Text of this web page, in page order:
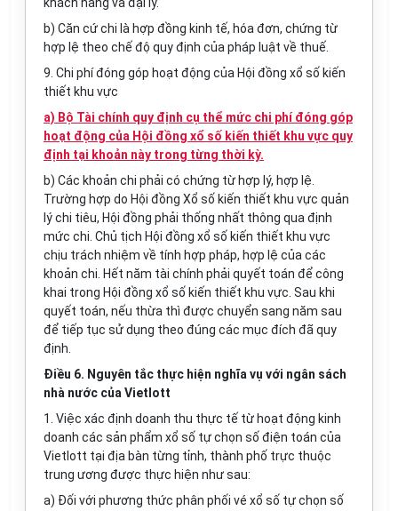
b) Căn cứ chi là hợp đồng kinh tế, hóa đơn, chứng từ
hợp lệ theo chế độ quy định của pháp luật về thuế.
9. Chi phí đóng góp hoạt động của Hội đồng xổ số kiến
thiết khu vực
a) Bộ Tài chính quy định cụ thể mức chi phí đóng góp
hoạt động của Hội đồng xổ số kiến thiết khu vực quy
định tại khoản này trong từng thời kỳ.
b) Các khoản chi phải có chứng từ hợp lý, hợp lệ.
Trường hợp do Hội đồng Xổ số kiến thiết khu vực quản
lý chi tiêu, Hội đồng phải thống nhất thông qua định
mức chi. Chủ tịch Hội đồng xổ số kiến thiết khu vực
chịu trách nhiệm về tính hợp pháp, hợp lệ của các
khoản chi. Hết năm tài chính phải quyết toán để công
khai trong Hội đồng xổ số kiến thiết khu vực. Sau khi
quyết toán, nếu thừa thì được chuyển sang năm sau
để tiếp tục sử dụng theo đúng các mục đích đã quy
định.
Điều 6. Nguyên tắc thực hiện nghĩa vụ với ngân sách
nhà nước của Vietlott
1. Việc xác định doanh thu thực tế từ hoạt động kinh
doanh các sản phẩm xổ số tự chọn số điện toán của
Vietlott tại địa bàn từng tỉnh, thành phố trực thuộc
trung ương được thực hiện như sau:
a) Đối với phương thức phân phối vé xổ số tự chọn số